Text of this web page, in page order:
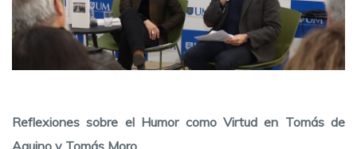
Reflexiones sobre el Humor como Virtud en Tomás de